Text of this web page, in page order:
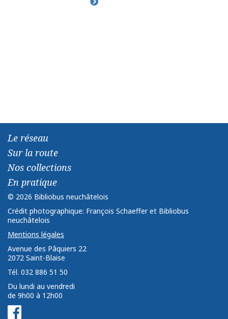
Le réseau
Sur la route
Nos collections
En pratique
© 2026 Bibliobus neuchâtelois
Crédit photographique: François Schaeffer et Bibliobus
neuchâtelois
Mentions légales
Avenue des Pâquiers 22 ­ ­
2072 Saint-Blaise ­ ­ ­
Tél. 032 886 51 50
Du lundi au vendredi
de 9h00 à 12h00